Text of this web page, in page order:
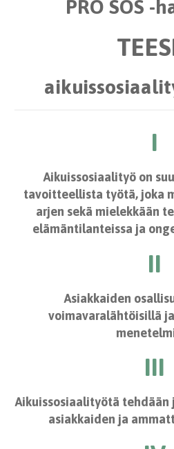
PRO SOS -
I
Aikuissosiaalityö on
tavoitteellista työtä, joka
arjen sekä mielekkään
elämäntilanteissa ja
II
Asiakkaiden
voimavaralähtöisillä
III
Aikuissosiaalityötä tehdään
asiakkaiden ja